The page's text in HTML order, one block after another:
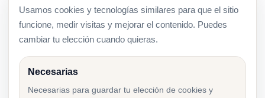
¿Incluye opciones del Pilar II?
Sí. Puedes elegir 0%, 2%, 4% o 6% y ver cómo
cambia el neto y el reparto de aportes.
Usamos cookies y tecnologías similares para que el sitio
funcione, medir visitas y mejorar el contenido. Puedes
cambiar tu elección cuando quieras.
Necesarias
Necesarias para guardar tu elección de cookies y